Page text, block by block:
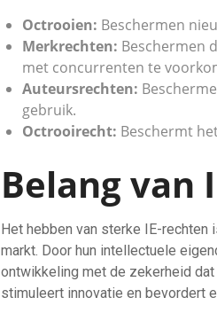
Octrooien: Beschermen
Merkrechten: Beschermen
met concurrenten te
Auteursrechten:
gebruik.
Octrooirecht: Beschermt
Belang van
Het hebben van sterke IE-rechten
markt. Door hun intellectuele
ontwikkeling met de zekerheid
stimuleert innovatie en bevordert